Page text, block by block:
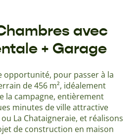
avec
+ Garage
opportunité, pour passer à la
de 456 m², idéalement
la campagne, entièrement
minutes de ville attractive
La Chataigneraie, et réalisons
de construction en maison